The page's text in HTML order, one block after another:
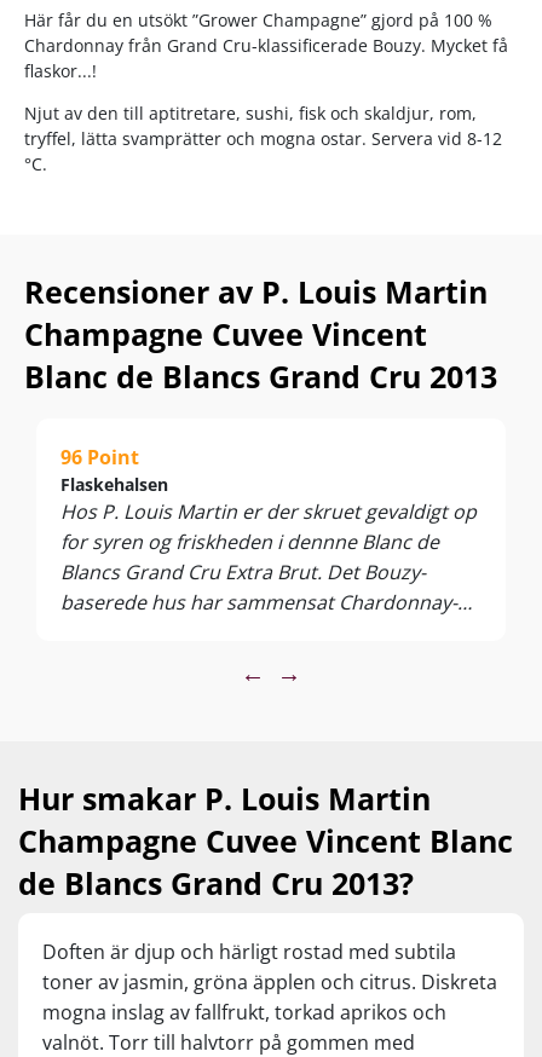
Här får du en utsökt ”Grower Champagne” gjord på 100 %
Chardonnay från Grand Cru-klassificerade Bouzy. Mycket få
flaskor...!
Njut av den till aptitretare, sushi, fisk och skaldjur, rom,
tryffel, lätta svamprätter och mogna ostar. Servera vid 8-12
°C.
Recensioner av P. Louis Martin
Champagne Cuvee Vincent
Blanc de Blancs Grand Cru 2013
96 Point
Flaskehalsen
Hos P. Louis Martin er der skruet gevaldigt op
for syren og friskheden i dennne Blanc de
Blancs Grand Cru Extra Brut. Det Bouzy-
baserede hus har sammensat Chardonnay-
vin i de mere anonyme årgange – mens
dårlige vinmagere stadig kan mislykkes i de
største år. Her er der en sublim balance i
forholdene mellem syre og blødhed, i
forholdene mellem dybde og perlende
hvert et år siden høsten er brugt med største
fornuft. Normalpris kr. 599,95 – Set til kr.
469,95
← →
Hur smakar P. Louis Martin
Champagne Cuvee Vincent Blanc
de Blancs Grand Cru 2013?
Doften är djup och härligt rostad med subtila
toner av jasmin, gröna äpplen och citrus. Diskreta
mogna inslag av fallfrukt, torkad aprikos och
valnöt. Torr till halvtorr på gommen med